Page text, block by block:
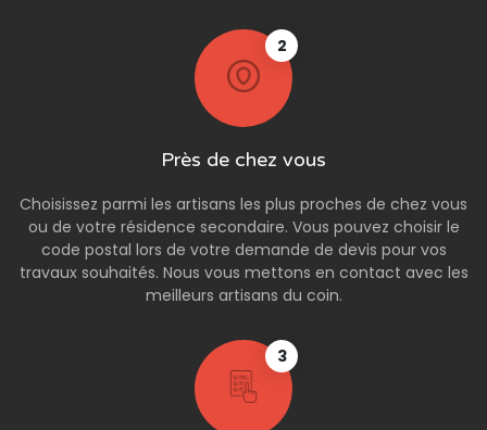
2
Près de chez vous
Choisissez parmi les artisans les plus proches de chez vous
ou de votre résidence secondaire. Vous pouvez choisir le
code postal lors de votre demande de devis pour vos
travaux souhaités. Nous vous mettons en contact avec les
meilleurs artisans du coin.
3